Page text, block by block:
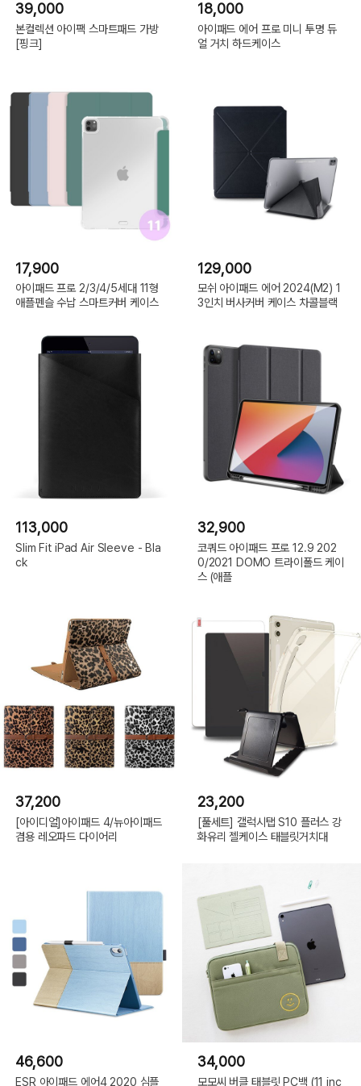
39,000
본컬렉션 아이팩 스마트패드 가방
[핑크]
18,000
아이패드 에어 프로 미니 투명 듀
얼 거치 하드케이스
17,900
아이패드 프로 2/3/4/5세대 11형
애플펜슬 수납 스마트커버 케이스
129,000
모쉬 아이패드 에어 2024(M2) 1
3인치 버사커버 케이스 차콜블랙
113,000
Slim Fit iPad Air Sleeve - Bla
ck
32,900
코쿼드 아이패드 프로 12.9 202
0/2021 DOMO 트라이폴드 케이
스 (애플
37,200
[아이디얼]아이패드 4/뉴아이패드
겸용 레오파드 다이어리
23,200
[풀세트] 갤럭시탭 S10 플러스 강
화유리 젤케이스 태블릿거치대
46,600
ESR 아이패드 에어4 2020 심플
34,000
모모씨 버클 태블릿 PC백 (11 inc